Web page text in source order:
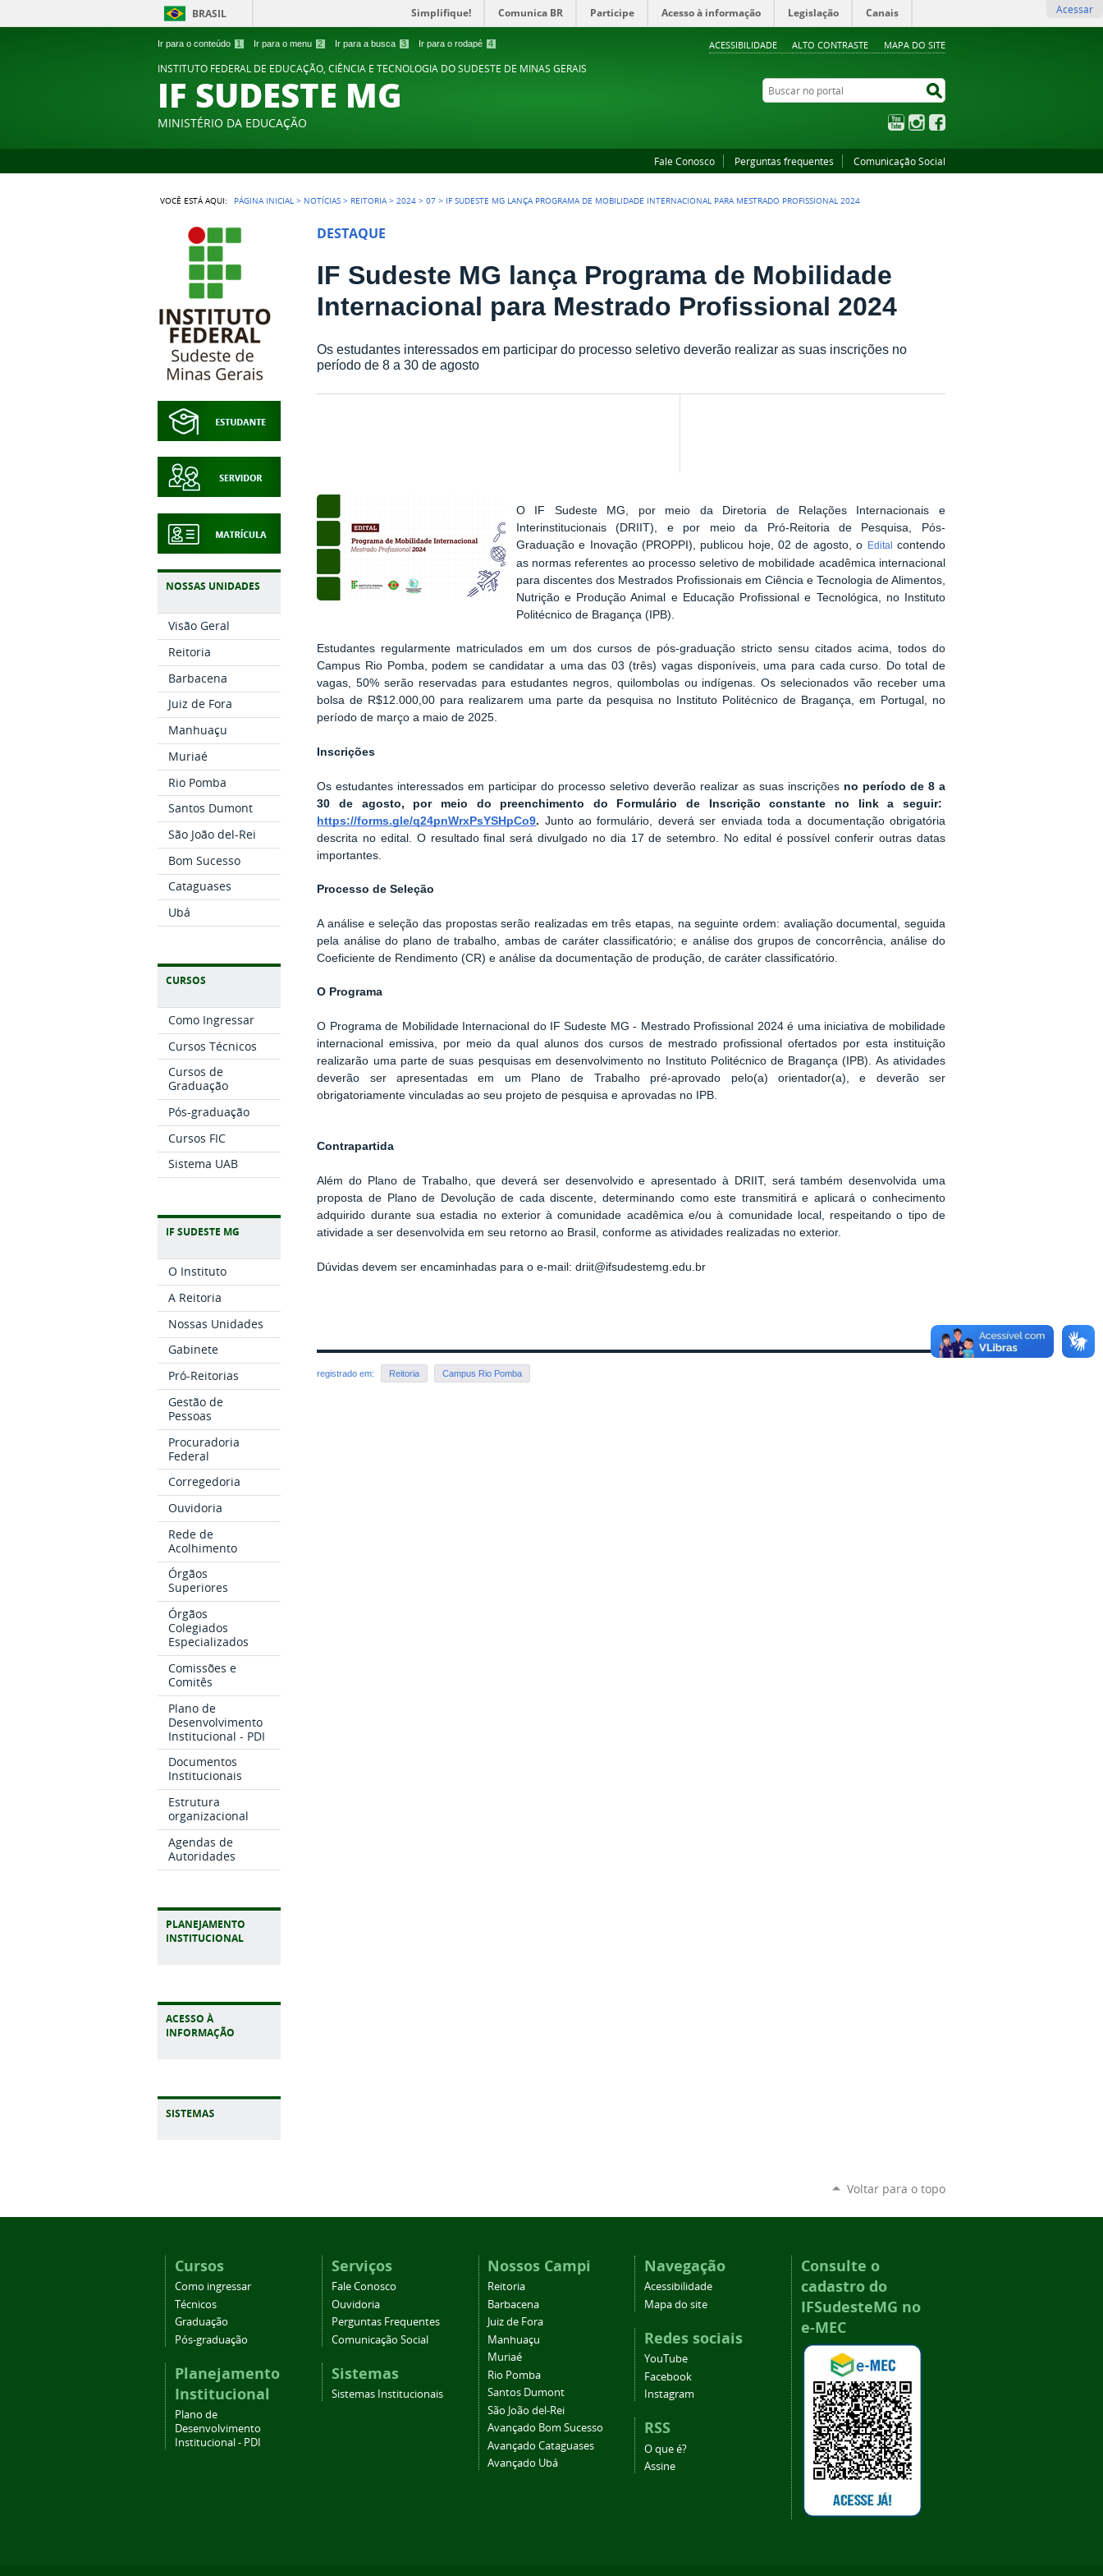
Ir para o conteúdo 1 Ir para o menu 2 Ir para a busca 3 Ir para o rodapé 4 ACESSIBILIDADE ALTO CONTRASTE MAPA DO SITE
BRASIL Simplifique! Comunica BR Participe Acesso à informação Legislação Canais Acessar
INSTITUTO FEDERAL DE EDUCAÇÃO, CIÊNCIA E TECNOLOGIA DO SUDESTE DE MINAS GERAIS
IF SUDESTE MG
MINISTÉRIO DA EDUCAÇÃO
Buscar no portal
YouTubeInstagram
Fale Conosco Perguntas frequentes Comunicação Social
VOCÊ ESTÁ AQUI: PÁGINA INICIAL > NOTÍCIAS > REITORIA >2024 >07 > IF SUDESTE MG LANÇA PROGRAMA DE MOBILIDADE INTERNACIONAL PARA MESTRADO PROFISSIONAL 2024
NOSSAS UNIDADES
Visão Geral
Reitoria
Barbacena
Juiz de Fora
Manhuaçu
Muriaé
Rio Pomba
Santos Dumont
São João del-Rei
Bom Sucesso
Cataguases
Ubá
CURSOS
Como Ingressar
Cursos Técnicos
Cursos de
Graduação
Pós-graduação
Cursos FIC
Sistema UAB
IF SUDESTE MG
O Instituto
A Reitoria
Nossas Unidades
Gabinete
Pró-Reitorias
Gestão de
Pessoas
Procuradoria
Federal
Corregedoria
Ouvidoria
Rede de
Acolhimento
Órgãos
Superiores
Órgãos
Colegiados
Especializados
Comissões e
Comitês
Plano de
Desenvolvimento
Institucional - PDI
Documentos
Institucionais
Estrutura
organizacional
Agendas de
Autoridades
PLANEJAMENTO
INSTITUCIONAL
ACESSO À
INFORMAÇÃO
DESTAQUE
IF Sudeste MG lança Programa de Mobilidade
Internacional para Mestrado Profissional 2024
Os estudantes interessados em participar do processo seletivo deverão realizar as suas inscrições no
período de 8 a 30 de agosto
O IF Sudeste MG, por meio da Diretoria de Relações Internacionais e
Interinstitucionais (DRIIT), e por meio da Pró-Reitoria de Pesquisa, Pós-
Graduação e Inovação (PROPPI), publicou hoje, 02 de agosto, o Edital contendo
as normas referentes ao processo seletivo de mobilidade acadêmica internacional
para discentes dos Mestrados Profissionais em Ciência e Tecnologia de Alimentos,
Nutrição e Produção Animal e Educação Profissional e Tecnológica, no Instituto
Politécnico de Bragança (IPB).
Estudantes regularmente matriculados em um dos cursos de pós-graduaçãostricto sensu citados acima, todos do
Campus Rio Pomba, podem se candidatar a uma das 03 (três) vagas disponíveis, uma para cada curso. Do total de
vagas, 50% serão reservadas para estudantes negros, quilombolas ou indígenas. Os selecionados vão receber uma
bolsa de R$12.000,00 para realizarem uma parte da pesquisa no Instituto Politécnico de Bragança, em Portugal, no
período de março a maio de 2025.
Inscrições
Os estudantes interessados em participar do processo seletivodeverão realizar as suas inscrições no período de 8 a
30 de agosto, por meio do preenchimento do Formulário de Inscriçãoconstante no link a seguir:
https://forms.gle/q24pnWrxPsYSHpCo9. Junto ao formulário, deverá ser enviada toda a documentação obrigatória
descrita no edital. O resultado final será divulgado no dia 17 de setembro. No edital é possível conferir outras datas
importantes.
Processo de Seleção
A análise e seleção das propostas serão realizadas em três etapas, na seguinte ordem: avaliação documental, seguida
pela análise do plano de trabalho, ambas de caráter classificatório; e análise dos grupos de concorrência, análise do
Coeficiente de Rendimento (CR) e análise da documentação de produção, de caráter classificatório.
O Programa
O Programa de Mobilidade Internacional do IF Sudeste MG - Mestrado Profissional 2024 é uma iniciativa de mobilidade
internacional emissiva , por meio da qual alunos dos cursos de mestrado profissional ofertados por esta instituição
realizarão uma parte de suas pesquisas em desenvolvimento no
Instituto Politécnico de Bragança (IPB) . As atividades
deverão ser apresentadas em um Plano de Trabalho pré-aprovado pelo(a) orientador(a), e deverão ser
obrigatoriamente vinculadas ao seu projeto de pesquisa e aprovadas no
IPB
Contrapartida
Além do Plano de Trabalho, que deverá ser desenvolvido e apresentado à DRIIT, será também desenvolvida uma
proposta de Plano de Devolução de cada discente, determinando como este transmitirá e aplicará o conhecimento
adquirido durante sua estadia no exterior à comunidade acadêmica e/ou à comunidade local, respeitando o tipo de
atividade a ser desenvolvida em seu retorno ao Brasil, conforme as atividades realizadas no exterior.
Dúvidas devem ser encaminhadas para o e-mail: driit@ifsudestemg.edu.br
registrado em: Reitoria Campus Rio Pomba
Voltar para o topo
Cursos
Como ingressar
Técnicos
Graduação
Pós-graduação
Planejamento
Institucional
Plano de
Desenvolvimento
Institucional - PDI
Serviços
Fale Conosco
Ouvidoria
Perguntas Frequentes
Comunicação Social
Sistemas
Sistemas Institucionais
Nossos Campi
Reitoria
Barbacena
Juiz de Fora
Manhuaçu
Muriaé
Rio Pomba
Santos Dumont
São João del-Rei
Avançado Bom Sucesso
Avançado Cataguases
Avançado Ubá
Navegação
Acessibilidade
Mapa do site
Redes sociais
YouTube
Facebook
Instagram
RSS
O que é?
Assine
Consulte o
cadastro do
IFSudesteMG no
e-MEC